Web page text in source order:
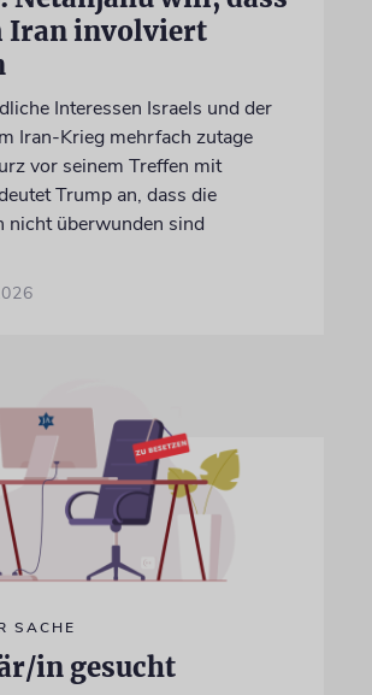
Iran involviert
Interessen Israels und der
Iran-Krieg mehrfach zutage
vor seinem Treffen mit
Trump an, dass die
nicht überwunden sind
SACHE
in gesucht